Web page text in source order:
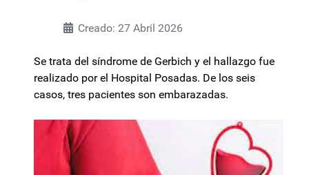
Creado: 27 Abril 2026
Se trata del síndrome de Gerbich y el hallazgo fue
realizado por el Hospital Posadas. De los seis
casos, tres pacientes son embarazadas.